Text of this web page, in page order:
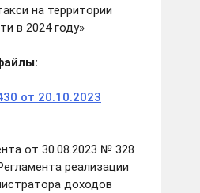
на территории
в 2024 году»
от 20.10.2023
от 30.08.2023 № 328
реализации
доходов